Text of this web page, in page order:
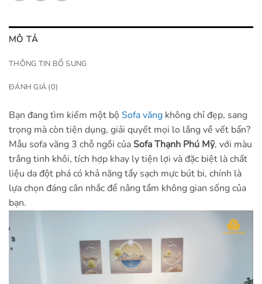
MÔ TẢ
THÔNG TIN BỔ SUNG
ĐÁNH GIÁ (0)
Bạn đang tìm kiếm một bộ Sofa văng không chỉ đẹp, sang
trọng mà còn tiện dụng, giải quyết mọi lo lắng về vết bẩn?
Mẫu sofa văng 3 chỗ ngồi của Sofa Thạnh Phú Mỹ, với màu
trắng tinh khôi, tích hợp khay ly tiện lợi và đặc biệt là chất
liệu da đột phá có khả năng tẩy sạch mực bút bi, chính là
lựa chọn đáng cân nhắc để nâng tầm không gian sống của
bạn.